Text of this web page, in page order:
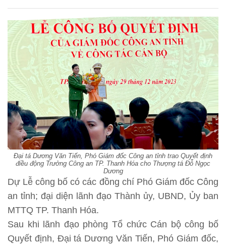
Đại tá Dương Văn Tiến, Phó Giám đốc Công an tỉnh trao Quyết định
điều động Trưởng Công an TP. Thanh Hóa cho Thượng tá Đỗ Ngọc
Dương
Dự Lễ công bố có các đồng chí Phó Giám đốc Công
an tỉnh; đại diện lãnh đạo Thành ủy, UBND, Ủy ban
MTTQ TP. Thanh Hóa.
Sau khi lãnh đạo phòng Tổ chức Cán bộ công bố
Quyết định, Đại tá Dương Văn Tiến, Phó Giám đốc,